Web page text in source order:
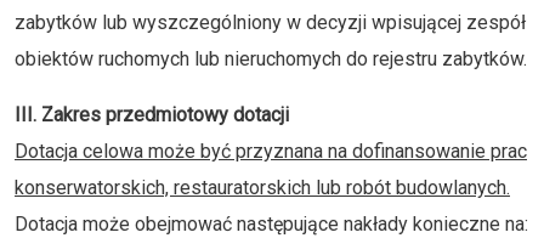
zabytków lub wyszczególniony w decyzji wpisującej zespół
obiektów ruchomych lub nieruchomych do rejestru zabytków.
III. Zakres przedmiotowy dotacji
Dotacja celowa może być przyznana na dofinansowanie prac
konserwatorskich, restauratorskich lub robót budowlanych.
Dotacja może obejmować następujące nakłady konieczne na: